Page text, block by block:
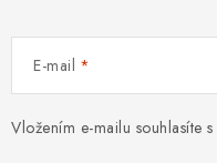
E-mail
Vložením e-mailu souhlasíte s